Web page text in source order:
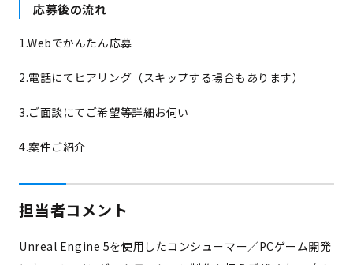
応募後の流れ
1.Webでかんたん応募
2.電話にてヒアリング（スキップする場合もあります）
3.ご面談にてご希望等詳細お伺い
4.案件ご紹介
担当者コメント
Unreal Engine 5を使用したコンシューマー／PCゲーム開発